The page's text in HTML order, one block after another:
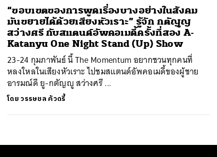
“ขอบเขตของการพูดเรื่องบางอย่างในสังคม
มันขยายได้ด้วยเสียงหัวเราะ” รู้จัก กตัญญู
สว่างศรี กับสแตนด์อัพคอเมดี้ครั้งที่สอง A-
Katanyu One Night Stand (Up) Show
23-24 กุมภาพันธ์ นี้ The Momentum อยากชวนทุกคนที่
หลงใหลในเสียงหัวเราะ ไปชมสแตนด์อัพคอเมดี้ของผู้ชาย
อารมณ์ดี ยู-กตัญญู สว่างศรี ...
โดยวรรษชล คัวดรี้